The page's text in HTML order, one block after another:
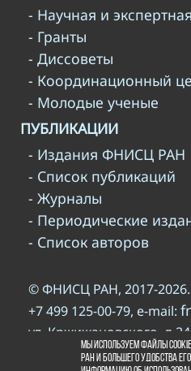
- Научная и
- Гранты
- Диссоветы
- Координационный
- Молодые ученые
ПУБЛИКАЦИИ
- Издания ФНИСЦ РАН
- Список публикаций
- Журналы
- Периодические
- Список авторов
© ФНИСЦ РАН, 2017-2026.
+7 499 125-00-79, e-mail:
ул. Кржижановского,
При использовании
Мы используем файлы
РАН и большего удобства